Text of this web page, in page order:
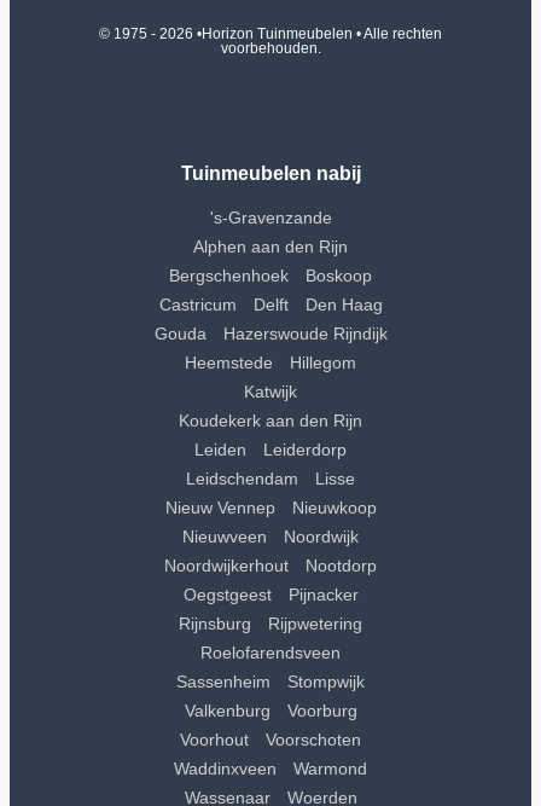
© 1975 - 2026 •Horizon Tuinmeubelen • Alle rechten
voorbehouden.
Tuinmeubelen nabij
's-Gravenzande
Alphen aan den Rijn
Bergschenhoek
Boskoop
Castricum
Delft
Den Haag
Gouda
Hazerswoude Rijndijk
Heemstede
Hillegom
Katwijk
Koudekerk aan den Rijn
Leiden
Leiderdorp
Leidschendam
Lisse
Nieuw Vennep
Nieuwkoop
Nieuwveen
Noordwijk
Noordwijkerhout
Nootdorp
Oegstgeest
Pijnacker
Rijnsburg
Rijpwetering
Roelofarendsveen
Sassenheim
Stompwijk
Valkenburg
Voorburg
Voorhout
Voorschoten
Waddinxveen
Warmond
Wassenaar
Woerden